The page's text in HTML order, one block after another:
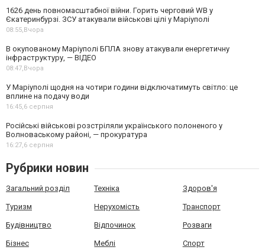
1626 день повномасштабної війни. Горить черговий WB у
Єкатеринбурзі. ЗСУ атакували військові цілі у Маріуполі
08:55,Вчора
В окупованому Маріуполі БПЛА знову атакували енергетичну
інфраструктуру, — ВІДЕО
08:47,Вчора
У Маріуполі щодня на чотири години відключатимуть світло: це
вплине на подачу води
16:45,6 серпня
Російські військові розстріляли українського полоненого у
Волноваському районі, — прокуратура
16:27,6 серпня
Рубрики новин
Загальний розділ Техніка Здоров'я
Туризм Нерухомість Транспорт
Будівництво Відпочинок Розваги
Бізнес Меблі Спорт